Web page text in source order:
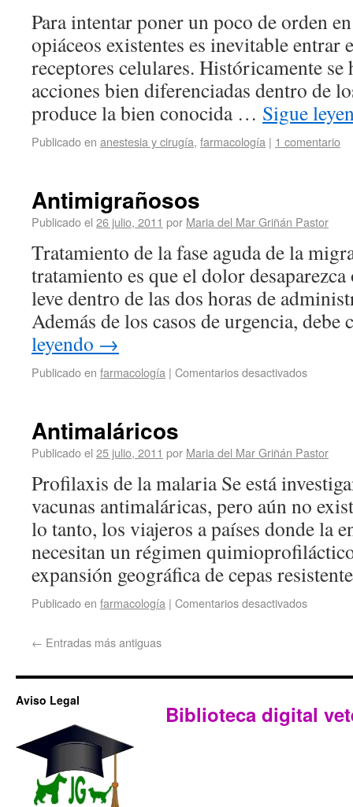
Para intentar poner un poco de orden
opiáceos existentes es inevitable entrar
receptores celulares. Históricamente
acciones bien diferenciadas dentro de
produce la bien conocida … Sigue
Publicado en anestesia y cirugía, farmacología | 1 comentario
Antimigrañosos
Publicado el 26 julio, 2011 por Maria del Mar Griñán Pastor
Tratamiento de la fase aguda de la
tratamiento es que el dolor
leve dentro de las dos horas de
Además de los casos de urgencia,
leyendo →
Publicado en farmacología | Comentarios desactivados
Antimaláricos
Publicado el 25 julio, 2011 por Maria del Mar Griñán Pastor
Profilaxis de la malaria Se está
vacunas antimaláricas, pero aún no
lo tanto, los viajeros a países donde la
necesitan un régimen
expansión geográfica de cepas
Publicado en farmacología | Comentarios desactivados
← Entradas más antiguas
Aviso Legal
Biblioteca digital